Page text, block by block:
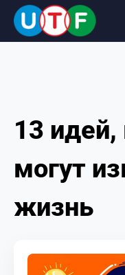
ГЛАВНАЯ
ФТУ
НОВОСТИ
13
могут
жизнь